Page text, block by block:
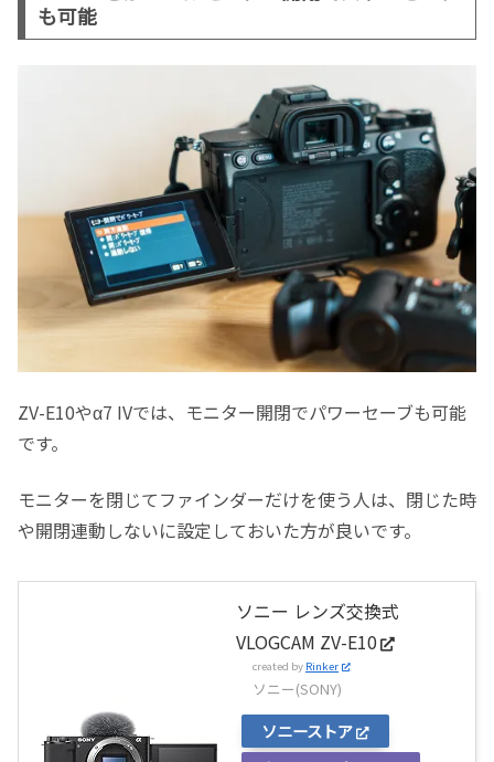
も可能
ZV-E10やα7 IVでは、モニター開閉でパワーセーブも可能
です。
モニターを閉じてファインダーだけを使う人は、閉じた時
や開閉連動しないに設定しておいた方が良いです。
ソニー レンズ交換式
VLOGCAM ZV-E10
created by Rinker
ソニー(SONY)
ソニーストア